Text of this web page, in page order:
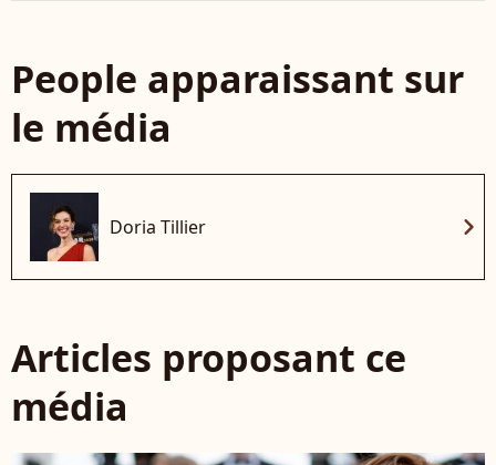
People apparaissant sur
le média
Doria Tillier chevron_right
Articles proposant ce
média